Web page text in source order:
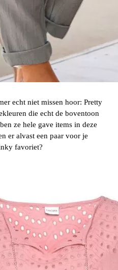
echt niet missen hoor: Pretty
die echt de boventoon
ze hele gave items in deze
er alvast een paar voor je
favoriet?